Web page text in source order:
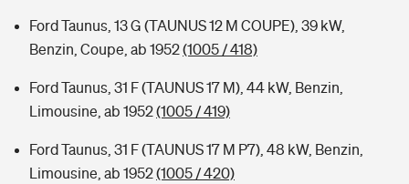
Ford Taunus, 13 G (TAUNUS 12 M COUPE), 39 kW,
Benzin, Coupe, ab 1952(1005 / 418)
Ford Taunus, 31 F (TAUNUS 17 M), 44 kW, Benzin,
Limousine, ab 1952(1005 / 419)
Ford Taunus, 31 F (TAUNUS 17 M P7), 48 kW, Benzin,
Limousine, ab 1952(1005 / 420)